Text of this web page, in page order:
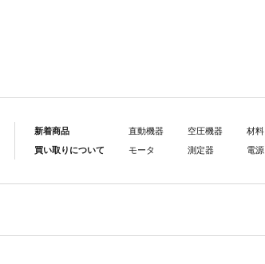
新着商品
買い取りについて
直動機器
モータ
空圧機器
測定器
材料
電源